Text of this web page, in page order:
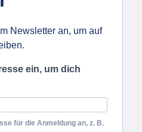
Newsletter an, um auf
ein, um dich
für die Anmeldung an, z. B.